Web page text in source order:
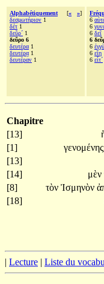
Alphabétiquement [« »]
δεσμωτήριον 1
δέτ 1
δεῦρ´ 1
δεῦρο 6
δευτέρα 1
δευτέρᾳ 1
δευτέραν 1
6
6
6 δεῖ
6
6
6 εἴη
6 εἶτ´
Chapitre
[13]
[1]
[13]
[14]
μὲν
[8]
τὸν Ἰσμηνὸν
[18]
| Lecture | Liste du